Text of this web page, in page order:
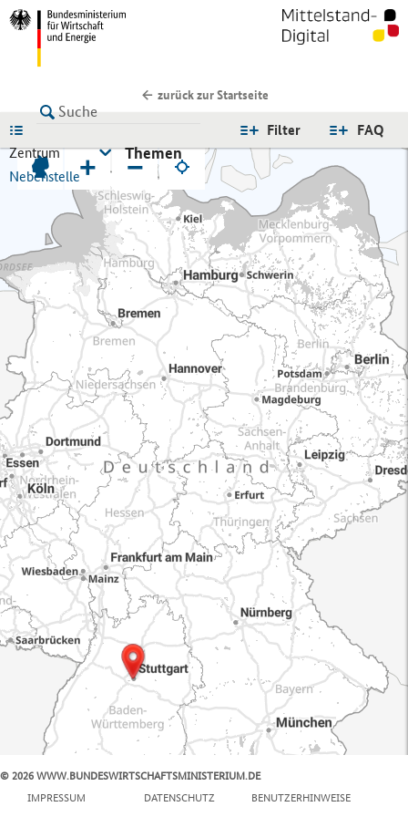
zurück zur Startseite
FAQ
Filter
Zentrum
Nebenstelle
Themen
+ −
© 2026 WWW.BUNDESWIRTSCHAFTSMINISTERIUM.DE
IMPRESSUM
DATENSCHUTZ BENUTZERHINWEISE